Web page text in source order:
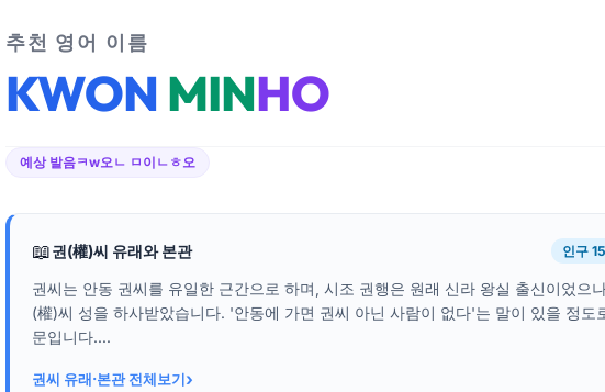
추천 영어 이름
KWON MINHO
예상 발음ㅋw오ㄴ ㅁ이ㄴㅎ오
📖권(權)씨 유래와 본관 인구
권씨는 안동 권씨를 유일한 근간으로 하며, 시조 권행은 원래 신라 왕실 출신이었으
(權)씨 성을 하사받았습니다. '안동에 가면 권씨 아닌 사람이 없다'는 말이 있을 정도
문입니다....
권씨 유래·본관 전체보기›